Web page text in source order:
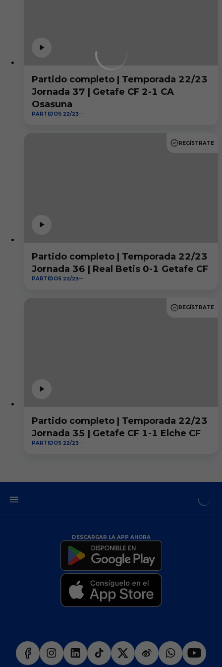
Partido completo | Temporada 22/23
Jornada 37 | Getafe CF 2-1 CA
Osasuna
PARTIDOS 22/23
REGÍSTRATE
Partido completo | Temporada 22/23
Jornada 36 | Real Betis 0-1 Getafe CF
PARTIDOS 22/23
REGÍSTRATE
Partido completo | Temporada 22/23
Jornada 35 | Getafe CF 1-1 Elche CF
PARTIDOS 22/23
DESCARGAR LA APP AHORA